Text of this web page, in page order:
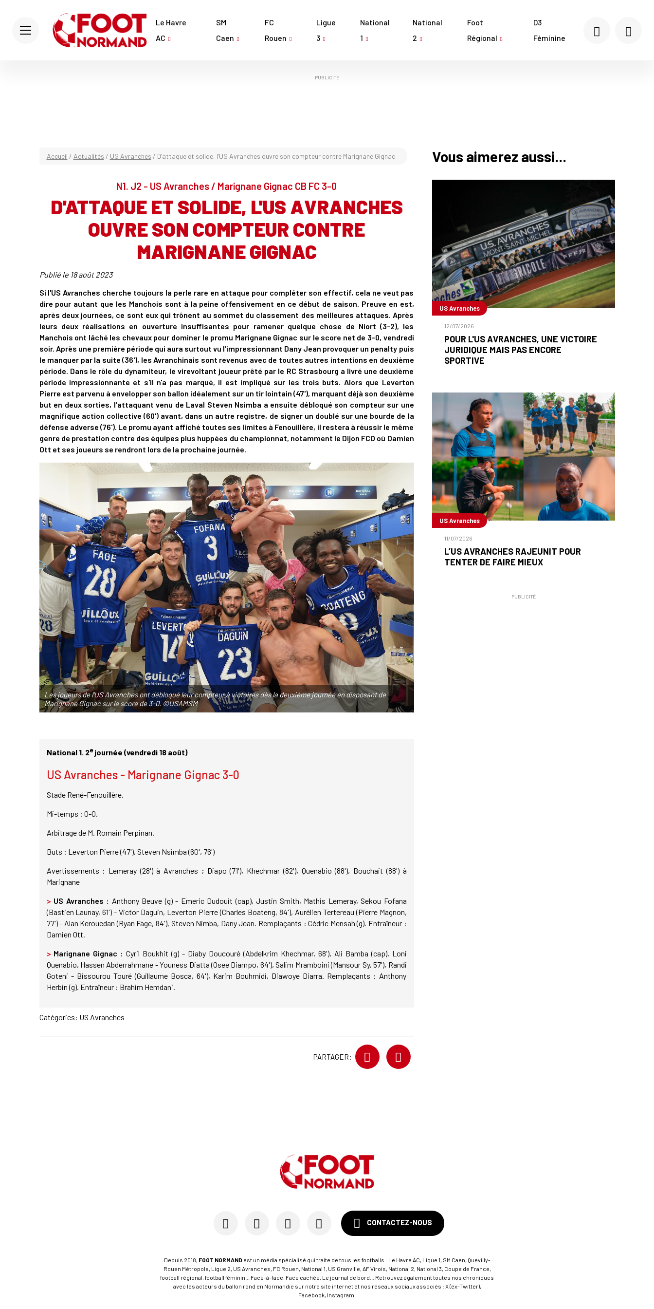
Le Havre
AC
SM
Caen
FC
Rouen
Ligue
3
National
1
National
2
Foot
Régional
D3
Féminine
PUBLICITÉ
Accueil / Actualités / US Avranches / D’attaque et solide, l’US Avranches ouvre son compteur contre Marignane Gignac
N1. J2 - US Avranches / Marignane Gignac CB FC 3-0
D'ATTAQUE ET SOLIDE, L'US AVRANCHES
OUVRE SON COMPTEUR CONTRE
MARIGNANE GIGNAC
Publié le 18 août 2023
Si l'US Avranches cherche toujours la perle rare en attaque pour compléter son effectif, cela ne veut pas
dire pour autant que les Manchois sont à la peine offensivement en ce début de saison. Preuve en est,
après deux journées, ce sont eux qui trônent au sommet du classement des meilleures attaques. Après
leurs deux réalisations en ouverture insuffisantes pour ramener quelque chose de Niort (3-2), les
Manchois ont lâché les chevaux pour dominer le promu Marignane Gignac sur le score net de 3-0, vendredi
soir. Après une première période qui aura surtout vu l'impressionnant Dany Jean provoquer un penalty puis
le manquer par la suite (36'), les Avranchinais sont revenus avec de toutes autres intentions en deuxième
période. Dans le rôle du dynamiteur, le virevoltant joueur prêté par le RC Strasbourg a livré une deuxième
période impressionnante et s'il n'a pas marqué, il est impliqué sur les trois buts. Alors que Leverton
Pierre est parvenu à envelopper son ballon idéalement sur un tir lointain (47'), marquant déjà son deuxième
but en deux sorties, l'attaquant venu de Laval Steven Nsimba a ensuite débloqué son compteur sur une
magnifique action collective (60') avant, dans un autre registre, de signer un doublé sur une bourde de la
défense adverse (76'). Le promu ayant affiché toutes ses limites à Fenouillère, il restera à réussir le même
genre de prestation contre des équipes plus huppées du championnat, notamment le Dijon FCO où Damien
Ott et ses joueurs se rendront lors de la prochaine journée.
Les joueurs de l'US Avranches ont débloqué leur compteur à victoires dès la deuxième journée en disposant de
Marignane Gignac sur le score de 3-0. ©USAMSM
National 1. 2ejournée (vendredi 18 août)
US Avranches - Marignane Gignac 3-0
Stade René-Fenouillère.
Mi-temps : 0-0.
Arbitrage de M. Romain Perpinan.
Buts : Leverton Pierre (47'), Steven Nsimba (60', 76')
Avertissements : Lemeray (28') à Avranches ; Diapo (71'), Khechmar (82'), Quenabio (88'), Bouchait (88') à
Marignane
> US Avranches : Anthony Beuve (g) - Emeric Dudouit (cap), Justin Smith, Mathis Lemeray, Sekou Fofana
(Bastien Launay, 61') - Victor Daguin, Leverton Pierre (Charles Boateng, 84'), Aurélien Tertereau (Pierre Magnon,
77') - Alan Kerouedan (Ryan Fage, 84'), Steven Nimba, Dany Jean. Remplaçants : Cédric Mensah (g). Entraîneur :
Damien Ott.
> Marignane Gignac : Cyril Boukhit (g) - Diaby Doucouré (Abdelkrim Khechmar, 68'), Ali Bamba (cap), Loni
Quenabio, Hassen Abderrahmane - Youness Diatta (Osee Diampo, 64'), Salim Mramboini (Mansour Sy, 57'), Randi
Goteni - Bissourou Touré (Guillaume Bosca, 64'), Karim Bouhmidi, Diawoye Diarra. Remplaçants : Anthony
Herbin (g). Entraîneur : Brahim Hemdani.
Catégories: US Avranches
PARTAGER:
Vous aimerez aussi...
US Avranches
12/07/2026
POUR L'US AVRANCHES, UNE VICTOIRE
JURIDIQUE MAIS PAS ENCORE
SPORTIVE
US Avranches
11/07/2026
L’US AVRANCHES RAJEUNIT POUR
TENTER DE FAIRE MIEUX
PUBLICITÉ
CONTACTEZ-NOUS
Depuis 2018, FOOT NORMAND est un média spécialisé qui traite de tous les footballs : Le Havre AC, Ligue 1, SM Caen, Quevilly-
Rouen Métropole, Ligue 2, US Avranches, FC Rouen, National 1, US Granville, AF Virois, National 2, National 3, Coupe de France,
football régional, football féminin... Face-à-face, Face cachée, Le journal de bord... Retrouvez également toutes nos chroniques
avec les acteurs du ballon rond en Normandie sur notre site internet et nos réseaux sociaux associés : X (ex-Twitter),
Facebook, Instagram.